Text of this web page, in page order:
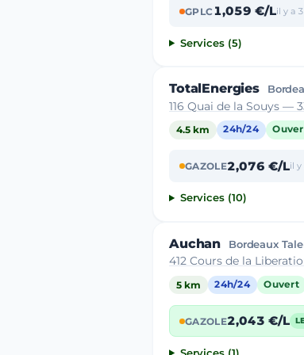
GPLC1,059 €/Lil y a
Services (5)
TotalEnergies
116 Quai de la Souys —
4.5 km 24h/24
GAZOLE2,076 €/Lil y
Services (10)
Auchan Bordeaux
412 Cours de la
5 km 24h/24 Ouvert
GAZOLE2,043 €/L